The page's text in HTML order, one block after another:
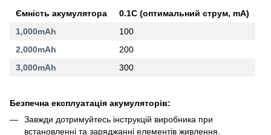
Ємність акумулятора
0.1C (оптимальний струм, mA)
1,000mAh
100
2,000mAh
200
3,000mAh
300
Безпечна експлуатація акумуляторів:
Завжди дотримуйтесь інструкцій виробника при
встановленні та заряджанні елементів живлення.